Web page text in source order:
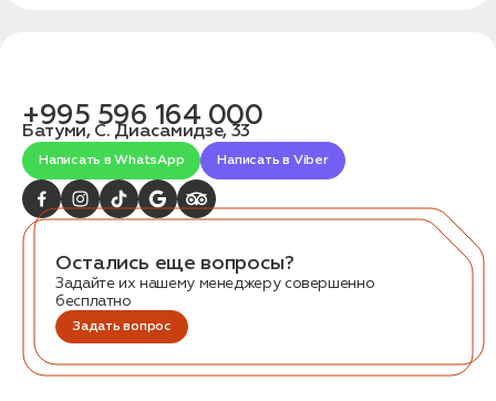
+995 596 164 000
Батуми, С. Диасамидзе, 33
Написать в WhatsApp Написать в Viber
Остались еще вопросы?
Задайте их нашему менеджеру совершенно
бесплатно
Задать вопрос
1. Выберите нужный автомобиль
2. Заполните форму